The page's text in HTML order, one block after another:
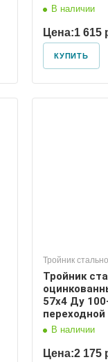
В наличии
Цена:1 615
КУПИТЬ
Тройник
Тройник
57х4 Ду
переходной
В наличии
Цена:2 175